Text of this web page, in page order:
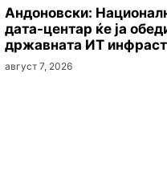
Андоновски:
дата-центар ќе ја
државната ИТ
август 7, 2026